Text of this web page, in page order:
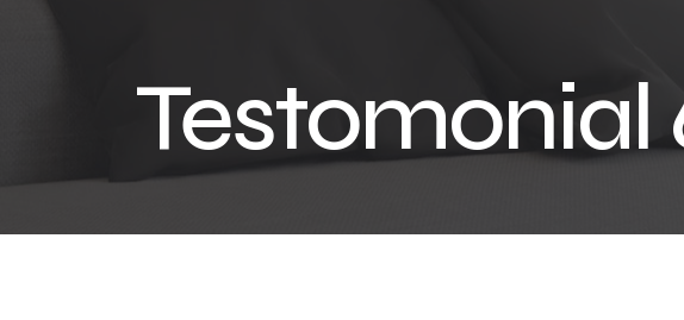
Testomonial